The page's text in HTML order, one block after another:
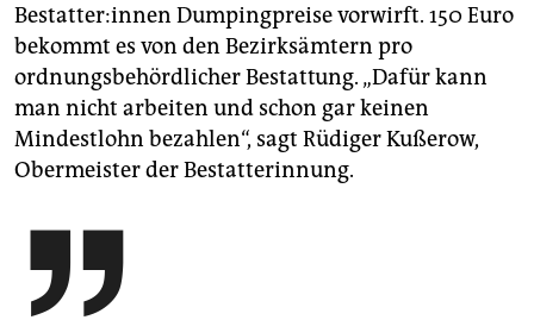
Bestatter:innen Dumpingpreise vorwirft. 150 Euro
bekommt es von den Bezirksämtern pro
ordnungsbehördlicher Bestattung. „Dafür kann
man nicht arbeiten und schon gar keinen
Mindestlohn bezahlen“, sagt Rüdiger Kußerow,
Obermeister der Bestatterinnung.
